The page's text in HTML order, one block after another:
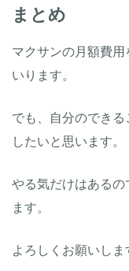
まとめ
マクサンの月額費
いります。
でも、自分のでき
したいと思います。
やる気だけはある
ます。
よろしくお願いしま